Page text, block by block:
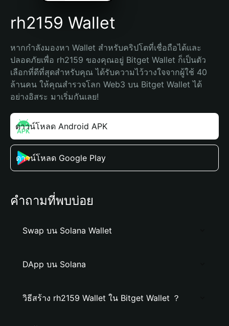
rh2159 Wallet
หากกำลังมองหา Wallet สำหรับคริปโตที่เชื่อถือได้และ
ปลอดภัยเพื่อ rh2159 ของคุณอยู่ Bitget Wallet ก็เป็นตัว
เลือกที่ดีที่สุดสำหรับคุณ ได้รับความไว้วางใจจากผู้ใช้ 40
ล้านคน ให้คุณสำรวจโลก Web3 บน Bitget Wallet ได้
อย่างอิสระ มาเริ่มกันเลย!
ดาวน์โหลด Android APK
ดาวน์โหลด Google Play
คำถามที่พบบ่อย
Swap บน Solana Wallet
DApp บน Solana
วิธีสร้าง rh2159 Wallet ใน Bitget Wallet ？